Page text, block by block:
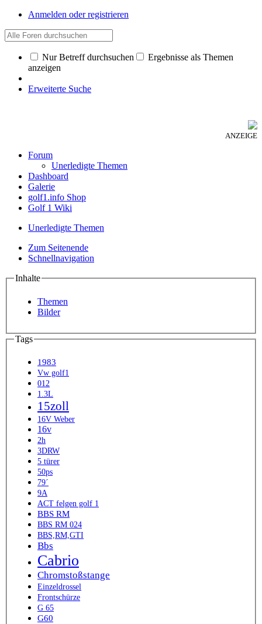
Anmelden oder registrieren
Nur Betreff durchsuchen
Ergebnisse als Themen
anzeigen
Erweiterte Suche
ANZEIGE
Forum
Unerledigte Themen
Dashboard
Galerie
golf1.info Shop
Golf 1 Wiki
Unerledigte Themen
Zum Seitenende
Schnellnavigation
Inhalte
Themen
Bilder
Tags
1983
Vw golf1
012
1.3L
15zoll
16V Weber
16v
2h
3DRW
5 türer
50ps
79´
9A
ACT felgen golf 1
BBS RM
BBS RM 024
BBS,RM,GTI
Bbs
Cabrio
Chromstoßstange
Einzeldrossel
Frontschürze
G 65
G60